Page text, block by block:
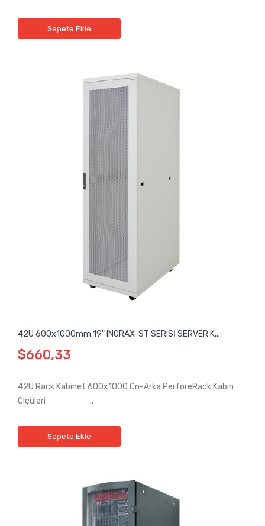
Sepete Ekle
42U 600x1000mm 19" INORAX-ST SERISİ SERVER K...
$660,33
42U Rack Kabinet 600x1000 Ön-Arka PerforeRack Kabin
Ölçüleri ..
Sepete Ekle